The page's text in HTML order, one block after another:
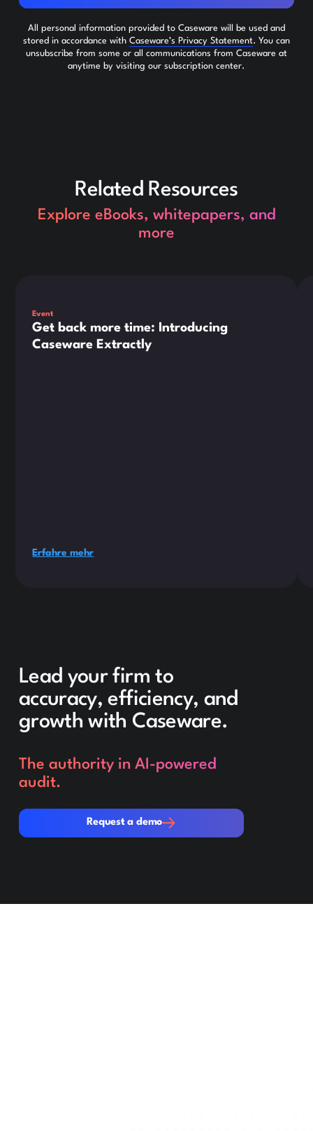
All personal information provided to Caseware will be used and
stored in accordance with Caseware’s Privacy Statement. You can
unsubscribe from some or all communications from Caseware at
anytime by visiting our subscription center.
Related Resources
Explore eBooks, whitepapers, and
more
Event
Get back more time: Introducing
Caseware Extractly
Erfahre mehr
Lead your firm to
accuracy, efficiency, and
growth with Caseware.
The authority in AI-powered
audit.
Request a demo
Request a demo